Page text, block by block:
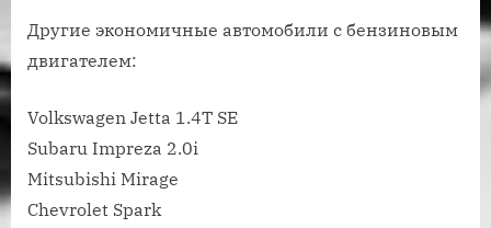
Другие экономичные автомобили с бензиновым
двигателем:
Volkswagen Jetta 1.4T SE
Subaru Impreza 2.0i
Mitsubishi Mirage
Chevrolet Spark